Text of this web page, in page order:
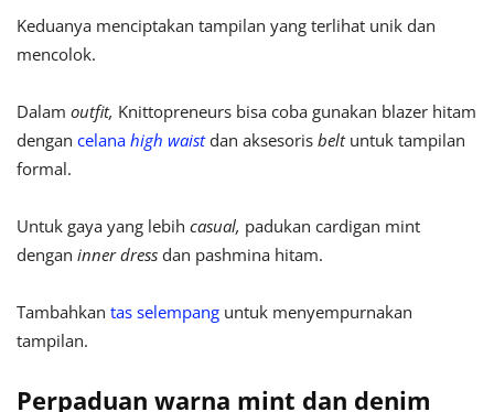
Keduanya menciptakan tampilan yang terlihat unik dan
mencolok.
Dalam outfit, Knittopreneurs bisa coba gunakan blazer hitam
dengan celana high waist dan aksesoris belt untuk tampilan
formal.
Untuk gaya yang lebih casual, padukan cardigan mint
dengan inner dress dan pashmina hitam.
Tambahkan tas selempang untuk menyempurnakan
tampilan.
Perpaduan warna mint dan denim